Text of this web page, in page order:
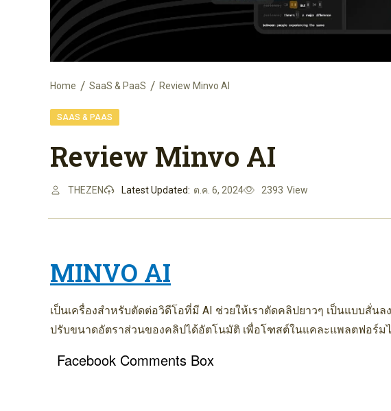
Home SaaS & PaaS Review Minvo AI
SAAS & PAAS
Review Minvo AI
THEZEN Latest Updated: ต.ค. 6, 2024 2393 View
MINVO AI
เป็นเครื่องสำหรับตัดต่อวิดีโอที่มี AI ช่วยให้เราตัดคลิปยาวๆ เป็นแบบสั่น
ปรับขนาดอัตราส่วนของคลิปได้อัตโนมัติ เพื่อโฑสต์ในแคละแพลตฟอร์ม
Facebook Comments Box